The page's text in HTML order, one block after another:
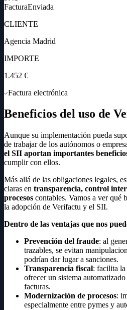
FacturaEnviada
CLIENTE
Agencia Madrid
IMPORTE
1.452 €
Factura electrónica
Beneficios del uso de
Aunque su implementación pueda
de trabajar de los autónomos o
el SII aportan importantes
cumplir con ellos.
Más allá de las obligaciones legales,
claras en transparencia, control
procesos contables. Vamos a ver qué
la adopción de Verifactu y el SII.
Dentro de las ventajas que nos
Prevención del fraude: al
trazables, se evitan
podrían dar lugar a sanciones.
Transparencia fiscal: facilita
ofrecer un sistema
facturas.
Modernización de procesos:
especialmente entre pymes y